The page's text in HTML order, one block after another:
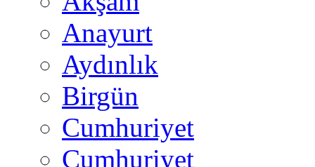
Anayurt
Aydınlık
Birgün
Cumhuriyet
Cumhuriyet